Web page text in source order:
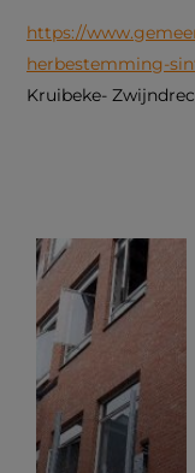
https://
herbestemming-
Kruibeke-